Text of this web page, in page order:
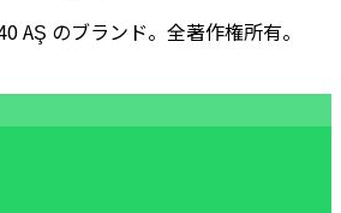
のブランド。全著作権所有。